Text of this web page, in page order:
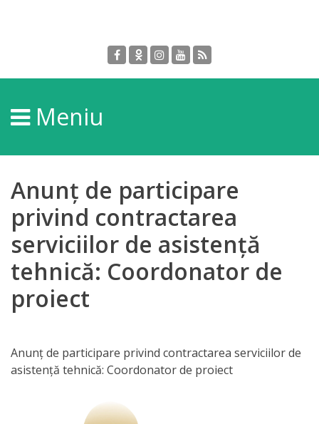
DGPDC
Informații
despre
Subdiviziuni/Servicii
Structura
Strategia
audienței
instituției
Meniu
Anunț de participare
privind contractarea
serviciilor de asistență
tehnică: Coordonator de
proiect
Anunț de participare privind contractarea serviciilor de
asistență tehnică: Coordonator de proiect